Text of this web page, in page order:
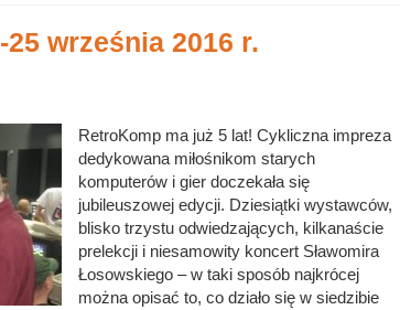
września 2016 r.
RetroKomp ma już 5 lat! Cykliczna impreza
dedykowana miłośnikom starych
komputerów i gier doczekała się
jubileuszowej edycji. Dziesiątki wystawców,
blisko trzystu odwiedzających, kilkanaście
prelekcji i niesamowity koncert Sławomira
Łosowskiego – w taki sposób najkrócej
można opisać to, co działo się w siedzibie